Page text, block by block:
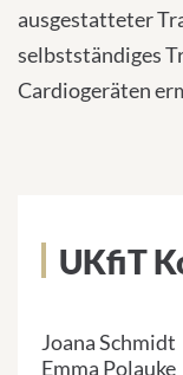
ausgestatteter
selbstständiges
Cardiogeräten
UKfiT
Joana Schmidt
Emma Polauke